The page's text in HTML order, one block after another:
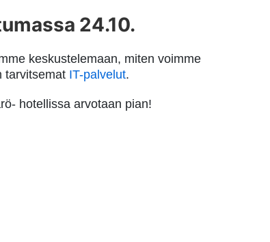
24.10.
keskustelemaan, miten voimme
tarvitsemat IT-palvelut.
hotellissa arvotaan pian!